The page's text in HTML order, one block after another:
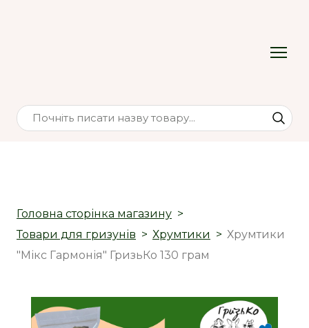
Головна сторінка магазину
Товари для гризунів
Хрумтики
Хрумтики
"Мікс Гармонія" ГризьКо 130 грам